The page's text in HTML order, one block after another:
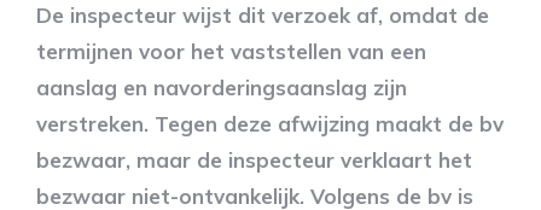
De inspecteur wijst dit verzoek af, omdat de
termijnen voor het vaststellen van een
aanslag en navorderingsaanslag zijn
verstreken. Tegen deze afwijzing maakt de bv
bezwaar, maar de inspecteur verklaart het
bezwaar niet-ontvankelijk. Volgens de bv is